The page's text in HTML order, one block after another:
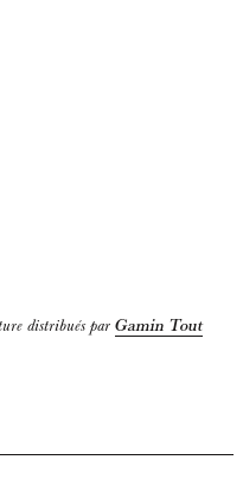
distribués par Gamin Tout